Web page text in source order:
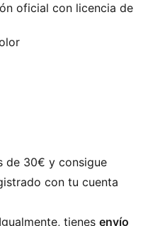
oficial con licencia de
25/26. Sus
garantizan un peso y
que el moldeado de
o haga sol. La
la recta final de la
importa. El balón
de la forma y
de 30€ y consigue
con tu cuenta
tienes envío